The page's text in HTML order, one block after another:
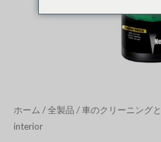
ホーム /全製品 /車のクリーニング
interior